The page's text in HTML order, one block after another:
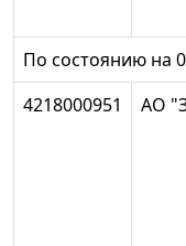
По состоянию на
4218000951
АО